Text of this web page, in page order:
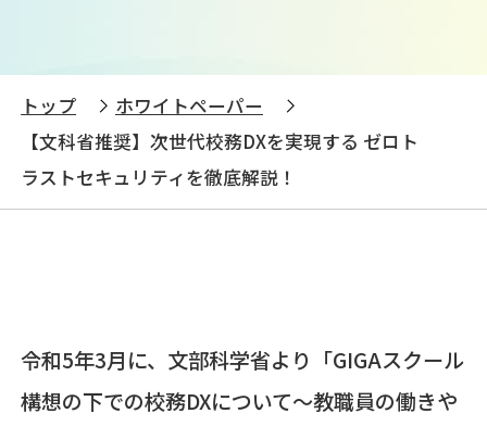
トップ
ホワイトペーパー
【文科省推奨】次世代校務DXを実現する ゼロト
ラストセキュリティを徹底解説！
令和5年3月に、文部科学省より「GIGAスクール
構想の下での校務DXについて～教職員の働きや